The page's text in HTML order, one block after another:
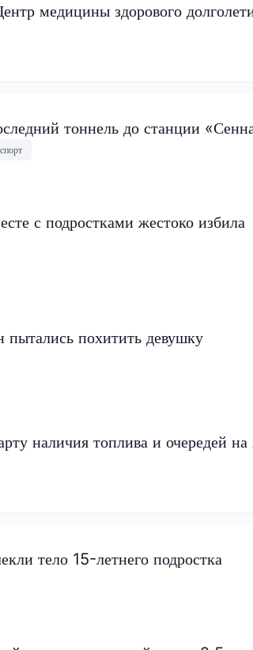
медицины здорового
тоннель до станции
с подростками жестоко избила
похитить девушку
наличия топлива и очередей
тело 15-летнего подростка